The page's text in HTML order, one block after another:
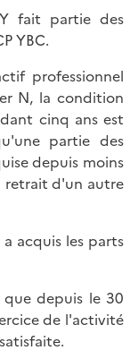
fait partie des
YBC.
professionnel
N, la condition
cinq ans est
partie des
depuis moins
retrait d'un autre
acquis les parts
depuis le 30
de l'activité